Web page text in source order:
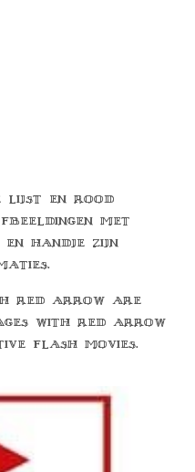
lijst en rood
met
handje zijn
red arrow are
with red arrow
flash movies.